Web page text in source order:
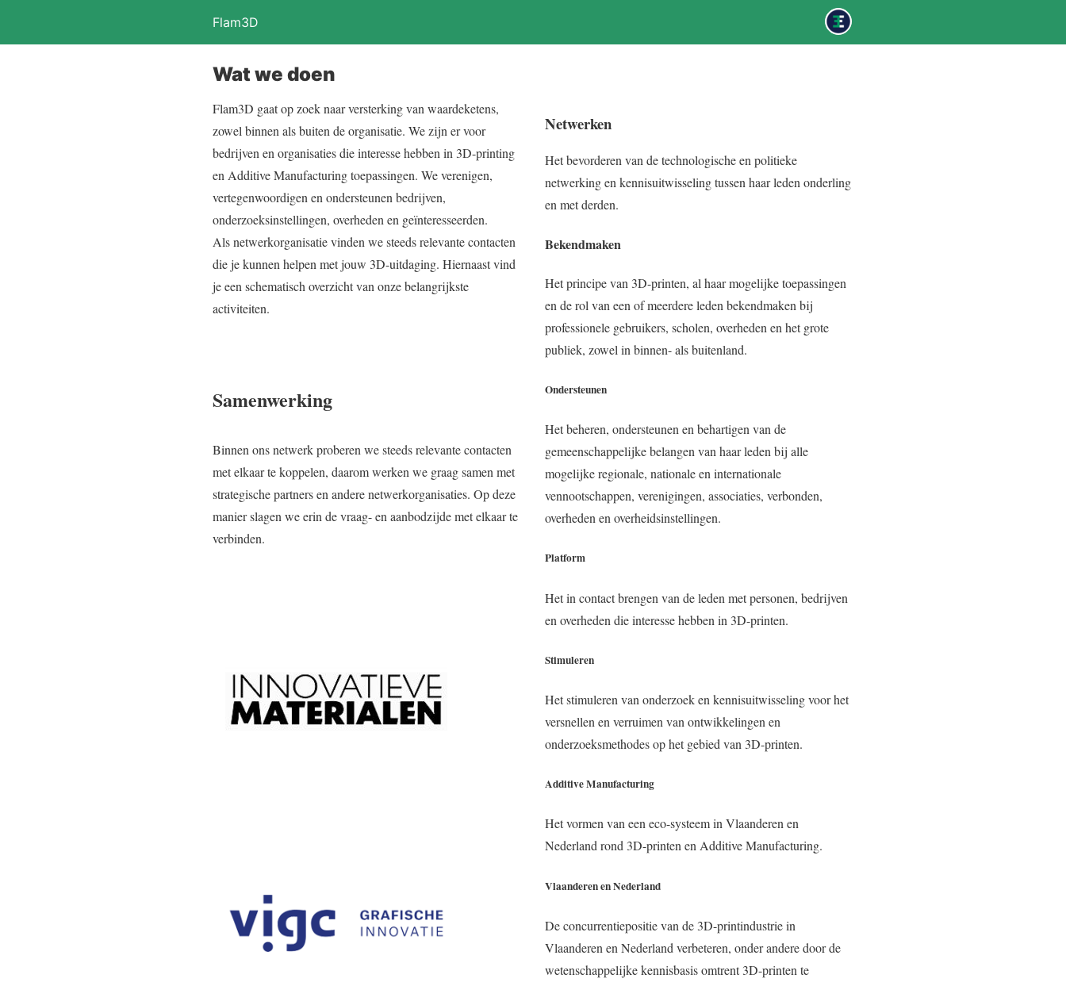
Flam3D
Wat we doen
Flam3D gaat op zoek naar versterking van waardeketens,
zowel binnen als buiten de organisatie. We zijn er voor
bedrijven en organisaties die interesse hebben in 3D-printing
en Additive Manufacturing toepassingen. We verenigen,
vertegenwoordigen en ondersteunen bedrijven,
onderzoeksinstellingen, overheden en geïnteresseerden.
Als netwerkorganisatie vinden we steeds relevante contacten
die je kunnen helpen met jouw 3D-uitdaging. Hiernaast vind
je een schematisch overzicht van onze belangrijkste
activiteiten.
Samenwerking
Binnen ons netwerk proberen we steeds relevante contacten
met elkaar te koppelen, daarom werken we graag samen met
strategische partners en andere netwerkorganisaties. Op deze
manier slagen we erin de vraag- en aanbodzijde met elkaar te
verbinden.
Netwerken
Het bevorderen van de technologische en politieke
netwerking en kennisuitwisseling tussen haar leden onderling
en met derden.
Bekendmaken
Het principe van 3D-printen, al haar mogelijke toepassingen
en de rol van een of meerdere leden bekendmaken bij
professionele gebruikers, scholen, overheden en het grote
publiek, zowel in binnen- als buitenland.
Ondersteunen
Het beheren, ondersteunen en behartigen van de
gemeenschappelijke belangen van haar leden bij alle
mogelijke regionale, nationale en internationale
vennootschappen, verenigingen, associaties, verbonden,
overheden en overheidsinstellingen.
Platform
Het in contact brengen van de leden met personen, bedrijven
en overheden die interesse hebben in 3D-printen.
Stimuleren
Het stimuleren van onderzoek en kennisuitwisseling voor het
versnellen en verruimen van ontwikkelingen en
onderzoeksmethodes op het gebied van 3D-printen.
Additive Manufacturing
Het vormen van een eco-systeem in Vlaanderen en
Nederland rond 3D-printen en Additive Manufacturing.
Vlaanderen en Nederland
De concurrentiepositie van de 3D-printindustrie in
Vlaanderen en Nederland verbeteren, onder andere door de
wetenschappelijke kennisbasis omtrent 3D-printen te